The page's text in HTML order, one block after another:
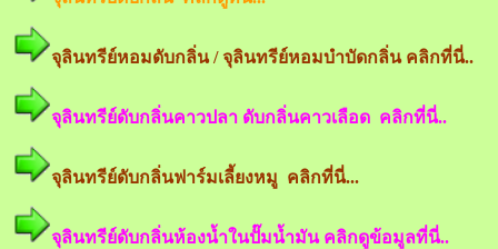
จุลินทรีย์หอมดับกลิ่น / จุลินทรีย์หอมบำบัดกลิ่น คลิกที่นี่..
จุลินทรีย์ดับกลิ่นคาวปลา ดับกลิ่นคาวเลือด คลิกที่นี่..
จุลินทรีย์ดับกลิ่นฟาร์มเลี้ยงหมู คลิกที่นี่...
จุลินทรีย์ดับกลิ่นห้องน้ำในปั๊มน้ำมัน คลิกดูข้อมูลที่นี่..